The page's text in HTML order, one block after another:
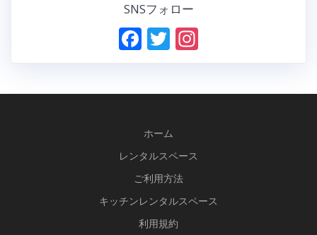
SNSフォロー
F
o
o
k
T
ホーム
レンタルスペース
ご利用方法
キッチンレンタルスペース
利用規約